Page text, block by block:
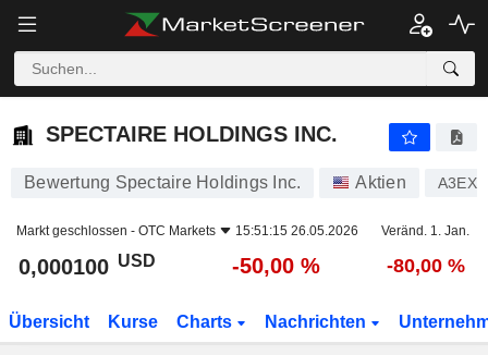
SPECTAIRE HOLDINGS INC.
Bewertung Spectaire Holdings Inc. Aktien
Markt geschlossen - OTC Markets 15:51:15 26.05.2026 Veränd. 1. Jan.
0,000100 USD -50,00 % -80,00 %
Übersicht Kurse Charts Nachrichten